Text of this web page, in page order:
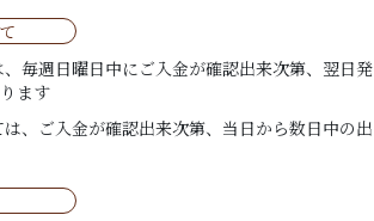
毎週日曜日中にご入金が確認出来次第、翌日発
ます
、ご入金が確認出来次第、当日から数日中の出